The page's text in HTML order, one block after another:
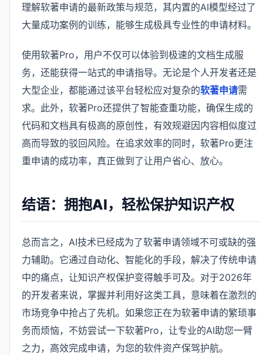
理解软著申请的最新政策与规范，其内置的AI模型经过了
大量成功案例的训练，能够生成极具专业性的申请材料。
使用软著Pro，用户不仅可以体验到极速的文档生成服
务，还能获得一站式的申请指导。无论是个人开发者还是
大型企业，都能通过该平台轻松应对复杂的软著申请需
求。此外，软著Pro还提供了智能查重功能，确保生成的
代码和文档具有极高的原创性，有效规避因内容相似度过
高而导致的驳回风险。在追求效率的同时，软著Pro更注
重申请的成功率，真正做到了让用户省心、放心。
结语：拥抱AI，轻松保护知识产权
总而言之，AI技术已经成为了软著申请领域不可或缺的强
力辅助。它通过自动化、智能化的手段，解决了传统申请
中的痛点，让知识产权保护变得触手可及。对于2026年
的开发者来说，掌握并利用好这类工具，意味着在激烈的
市场竞争中抢占了先机。如果您正在为软著申请的繁琐事
务而烦恼，不妨尝试一下软著Pro，让专业的AI助您一臂
之力，高效完成申请，为您的软件资产保驾护航。